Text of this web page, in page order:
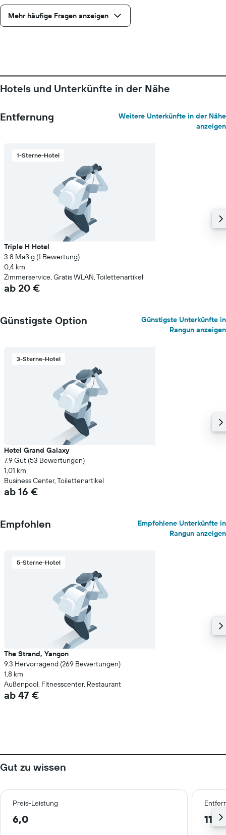
die
Wochentage
anzeigt.
die
Zimmerpreis
Mehr häufige Fragen anzeigen
Hotels und Unterkünfte in der Nähe
Entfernung
Weitere Unterkünfte in der Nähe
anzeigen
1-Sterne-Hotel
Triple H Hotel
3.8 Mäßig (1 Bewertung)
0,4 km
Zimmerservice, Gratis WLAN, Toilettenartikel
ab 20 €
Günstigste Option
Günstigste Unterkünfte in
Rangun anzeigen
3-Sterne-Hotel
Hotel Grand Galaxy
7.9 Gut (53 Bewertungen)
1,01 km
Business Center, Toilettenartikel
ab 16 €
Empfohlen
Empfohlene Unterkünfte in
Rangun anzeigen
5-Sterne-Hotel
The Strand, Yangon
9.3 Hervorragend (269 Bewertungen)
1,8 km
Außenpool, Fitnesscenter, Restaurant
ab 47 €
Gut zu wissen
Preis-Leistung
6,0 11,1